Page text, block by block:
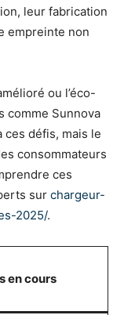
leur fabrication
empreinte non
ou l’éco-
comme Sunnova
ces défis, mais le
consommateurs
ces
sur chargeur-
2025/.
en cours